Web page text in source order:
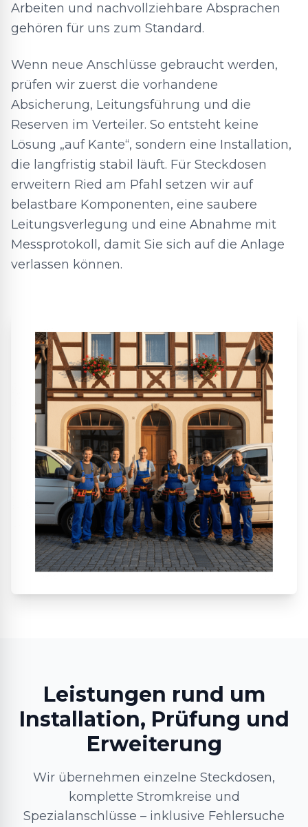
Arbeiten und nachvollziehbare Absprachen
gehören für uns zum Standard.
Wenn neue Anschlüsse gebraucht werden,
prüfen wir zuerst die vorhandene
Absicherung, Leitungsführung und die
Reserven im Verteiler. So entsteht keine
Lösung „auf Kante“, sondern eine Installation,
die langfristig stabil läuft. Für Steckdosen
erweitern Ried am Pfahl setzen wir auf
belastbare Komponenten, eine saubere
Leitungsverlegung und eine Abnahme mit
Messprotokoll, damit Sie sich auf die Anlage
verlassen können.
Leistungen rund um
Installation, Prüfung und
Erweiterung
Wir übernehmen einzelne Steckdosen,
komplette Stromkreise und
Spezialanschlüsse – inklusive Fehlersuche